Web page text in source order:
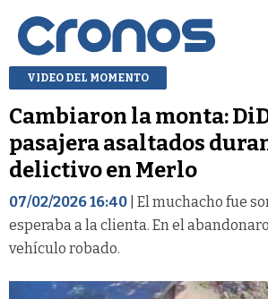
VIDEO DEL MOMENTO
Cambiaron la monta:
pasajera asaltados
delictivo en Merlo
07/02/2026 16:40 | El muchacho fue
esperaba a la clienta. En el
vehículo robado.